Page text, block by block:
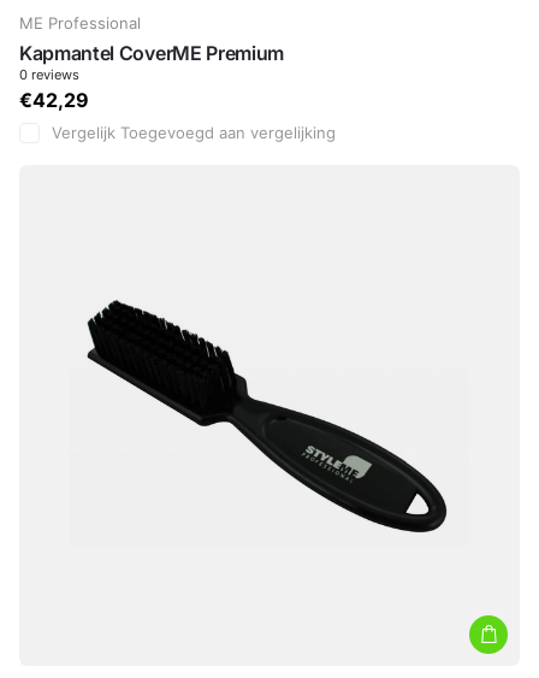
ME Professional
Kapmantel CoverME Premium
0 reviews
€42,29
Vergelijk Toegevoegd aan vergelijking